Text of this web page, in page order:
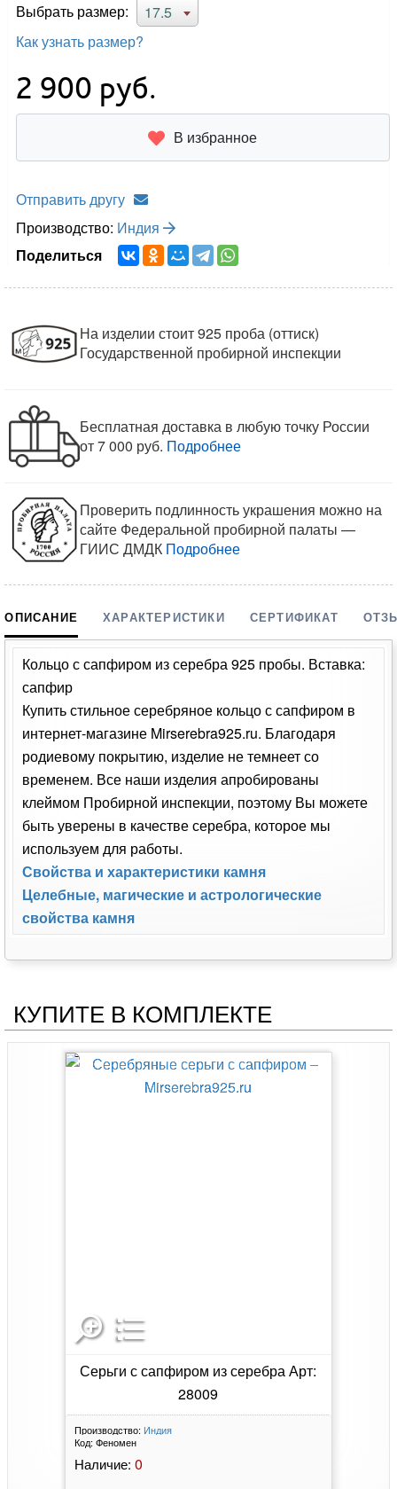
Выбрать размер:
17.5
Как узнать размер?
2 900 руб.
В избранное
Отправить другу
Производство: Индия
Поделиться
На изделии стоит 925 проба (оттиск)
Государственной пробирной инспекции
Бесплатная доставка в любую точку России
от 7 000 руб. Подробнее
Проверить подлинность украшения можно на
сайте Федеральной пробирной палаты —
ГИИС ДМДК Подробнее
ОПИСАНИЕ ХАРАКТЕРИСТИКИ СЕРТИФИКАТ
Кольцо с сапфиром из серебра 925 пробы. Вставка:
сапфир
Купить стильное серебряное кольцо с сапфиром в
интернет-магазине Mirserebra925.ru. Благодаря
родиевому покрытию, изделие не темнеет со
временем. Все наши изделия апробированы
клеймом Пробирной инспекции, поэтому Вы можете
быть уверены в качестве серебра, которое мы
используем для работы.
Свойства и характеристики камня
Целебные, магические и астрологические
свойства камня
КУПИТЕ В КОМПЛЕКТЕ
Серьги с сапфиром из серебра Арт:
28009
Производство: Индия
Код: Феномен
Наличие: 0